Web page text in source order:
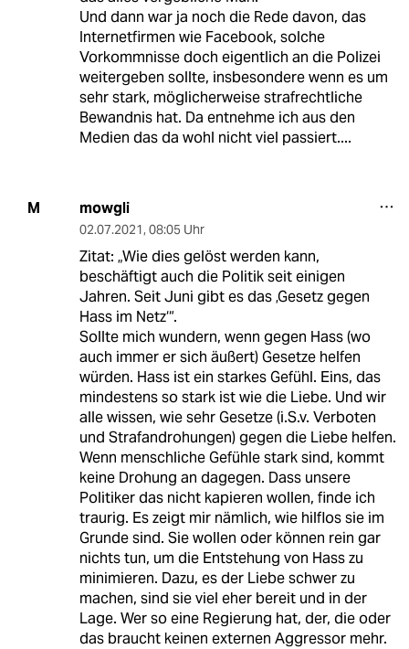
Und dann war ja noch die Rede davon, das
Internetfirmen wie Facebook, solche
Vorkommnisse doch eigentlich an die Polizei
weitergeben sollte, insbesondere wenn es um
sehr stark, möglicherweise strafrechtliche
Bewandnis hat. Da entnehme ich aus den
Medien das da wohl nicht viel passiert....
M mowgli
02.07.2021, 08:05 Uhr
Zitat: „Wie dies gelöst werden kann,
beschäftigt auch die Politik seit einigen
Jahren. Seit Juni gibt es das ‚Gesetz gegen
Hass im Netz‘“.
Sollte mich wundern, wenn gegen Hass (wo
auch immer er sich äußert) Gesetze helfen
würden. Hass ist ein starkes Gefühl. Eins, das
mindestens so stark ist wie die Liebe. Und wir
alle wissen, wie sehr Gesetze (i.S.v. Verboten
und Strafandrohungen) gegen die Liebe helfen.
Wenn menschliche Gefühle stark sind, kommt
keine Drohung an dagegen. Dass unsere
Politiker das nicht kapieren wollen, finde ich
traurig. Es zeigt mir nämlich, wie hilflos sie im
Grunde sind. Sie wollen oder können rein gar
nichts tun, um die Entstehung von Hass zu
minimieren. Dazu, es der Liebe schwer zu
machen, sind sie viel eher bereit und in der
Lage. Wer so eine Regierung hat, der, die oder
das braucht keinen externen Aggressor mehr.